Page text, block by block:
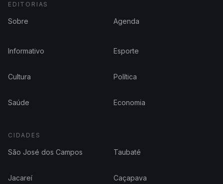
EDITORIAS
Sobre Agenda
Informativo Esporte
Cultura Política
Saúde Economia
CIDADES
São José dos Campos Taubaté
Jacareí Caçapava